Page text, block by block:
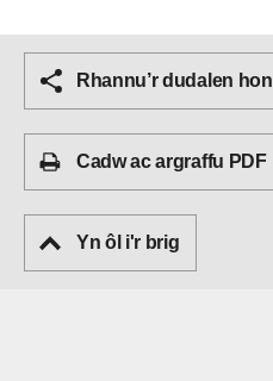
Rhannu’r dudalen hon
Cadw ac argraffu PDF
Yn ôl i'r brig